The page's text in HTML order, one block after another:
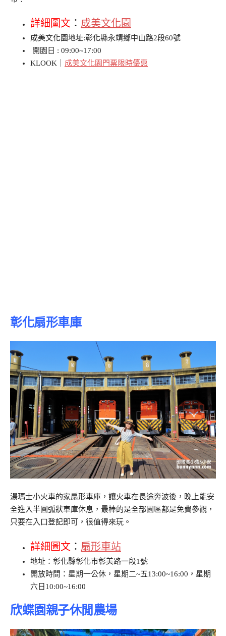
詳細圖文 ： 成美文化園
成美文化園地址:彰化縣永靖鄉中山路2段60號
開園日 : 09:00~17:00
KLOOK｜ 成美文化園門票限時優惠
彰化扇形車庫
湯瑪士小火車的家扇形車庫，讓火車在長途奔波後，晚上能安
全進入半圓弧狀車庫休息，最棒的是全部園區都是免費參觀，
只要在入口登記即可，很值得來玩。
詳細圖文 ： 扇形車站
地址：彰化縣彰化市彰美路一段1號
開放時間：星期一公休，星期二~五13:00~16:00，星期
六日10:00~16:00
欣蝶園親子休閒農場